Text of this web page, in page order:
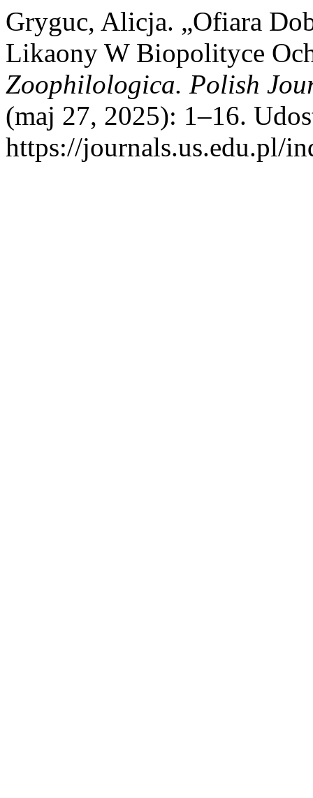
Gryguc, Alicja. „Ofiara
Likaony W Biopolityce
Zoophilologica. Polish
(maj 27, 2025): 1–16.
https://journals.us.edu.pl/